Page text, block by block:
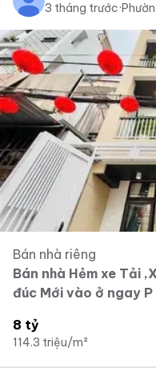
3 tháng trước·
Bán nhà riêng
Bán nhà Hẻm xe Tải
đúc Mới vào ở ngay P
8 tỷ
114.3 triệu/m²